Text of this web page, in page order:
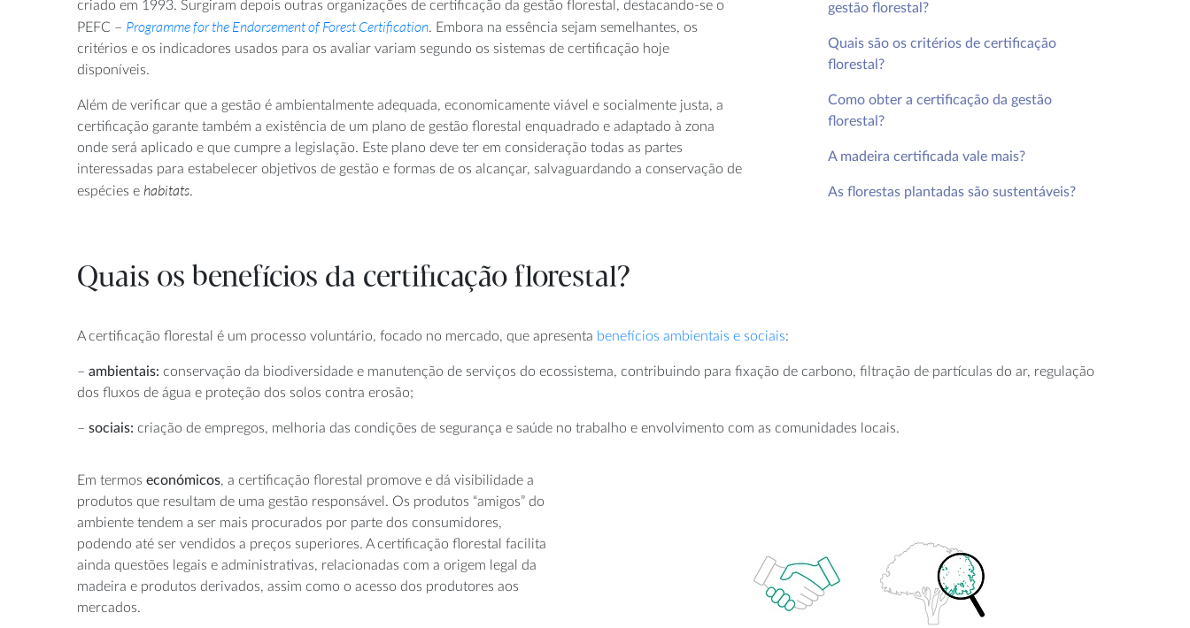
criado em 1993. Surgiram depois outras organizações de certificação da gestão florestal, destacando-se o
PEFC – Programme for the Endorsement of Forest Certification. Embora na essência sejam semelhantes, os
critérios e os indicadores usados para os avaliar variam segundo os sistemas de certificação hoje
disponíveis.
Além de verificar que a gestão é ambientalmente adequada, economicamente viável e socialmente justa, a
certificação garante também a existência de um plano de gestão florestal enquadrado e adaptado à zona
onde será aplicado e que cumpre a legislação. Este plano deve ter em consideração todas as partes
interessadas para estabelecer objetivos de gestão e formas de os alcançar, salvaguardando a conservação de
espécies e habitats.
gestão florestal?
Quais são os critérios de certificação
florestal?
Como obter a certificação da gestão
florestal?
A madeira certificada vale mais?
As florestas plantadas são sustentáveis?
Quais os benefícios da certificação florestal?
A certificação florestal é um processo voluntário, focado no mercado, que apresenta benefícios ambientais e sociais:
– ambientais: conservação da biodiversidade e manutenção de serviços do ecossistema, contribuindo para fixação de carbono, filtração de partículas do ar, regulação
dos fluxos de água e proteção dos solos contra erosão;
– sociais: criação de empregos, melhoria das condições de segurança e saúde no trabalho e envolvimento com as comunidades locais.
Em termos económicos, a certificação florestal promove e dá visibilidade a
produtos que resultam de uma gestão responsável. Os produtos “amigos” do
ambiente tendem a ser mais procurados por parte dos consumidores,
podendo até ser vendidos a preços superiores. A certificação florestal facilita
ainda questões legais e administrativas, relacionadas com a origem legal da
madeira e produtos derivados, assim como o acesso dos produtores aos
mercados.